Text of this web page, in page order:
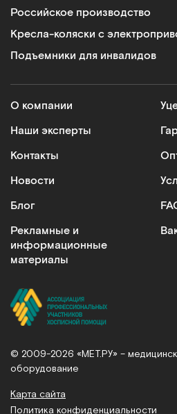
Российское производство
Кресла-коляски с
Подъемники для инвалидов
О компании
Наши эксперты
Контакты
Новости
Блог
Рекламные и
информационные
материалы
© 2009-2026 «МЕТ.РУ» –
оборудование
Карта сайта
Политика конфиденциальности